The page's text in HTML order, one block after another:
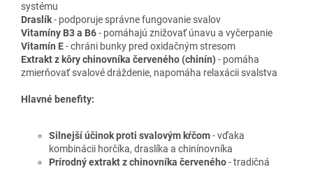
systému
Draslík- podporuje správne fungovanie svalov
Vitamíny B3 a B6- pomáhajú znižovať únavu a vyčerpanie
Vitamín E- chráni bunky pred oxidačným stresom
Extrakt z kôry chinovníka červeného (chinín) - pomáha
zmierňovať svalové dráždenie, napomáha relaxácii svalstva
Hlavné benefity:
Silnejší účinok proti svalovým kŕčom- vďaka
kombinácii horčíka, draslíka a chinínovníka
Prírodný extrakt z chinovníka červeného- tradičná